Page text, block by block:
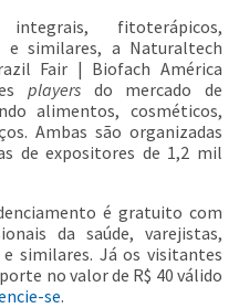
fitoterápicos,
e similares, a Naturaltech
Fair | Biofach América
playersdo mercado de
alimentos, cosméticos,
Ambas são organizadas
de expositores de 1,2 mil
é gratuito com
da saúde, varejistas,
similares. Já os visitantes
no valor de R$ 40 válido
se.